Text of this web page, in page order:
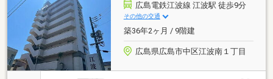
広島電鉄江波線 江波駅 徒歩9分
その他の交通
築36年2ヶ月 / 9階建
広島県広島市中区江波南１丁目